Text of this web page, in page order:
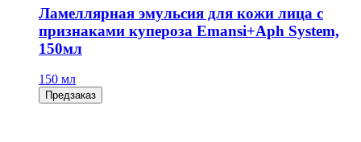
Ламеллярная эмульсия для кожи лица с
признаками купероза Emansi+Aph System,
150мл
150 мл
Предзаказ